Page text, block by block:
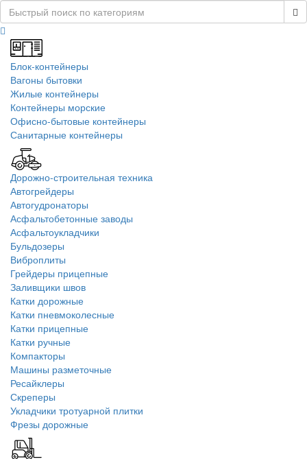
Блок-контейнеры
Вагоны бытовки
Жилые контейнеры
Контейнеры морские
Офисно-бытовые контейнеры
Санитарные контейнеры
Дорожно-строительная техника
Автогрейдеры
Автогудронаторы
Асфальтобетонные заводы
Асфальтоукладчики
Бульдозеры
Виброплиты
Грейдеры прицепные
Заливщики швов
Катки дорожные
Катки пневмоколесные
Катки прицепные
Катки ручные
Компакторы
Машины разметочные
Ресайклеры
Скреперы
Укладчики тротуарной плитки
Фрезы дорожные